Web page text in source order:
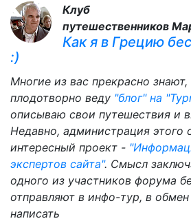
Клуб
путешественников
Как я в Грецию
:)
Многие из вас прекрасно
плодотворно веду "блог" на
описываю свои путешествия и
Недавно, администрация этого
интересный проект -
экспертов сайта". Смысл
одного из участников форума
отправляют в инфо-тур, в обмен
написать